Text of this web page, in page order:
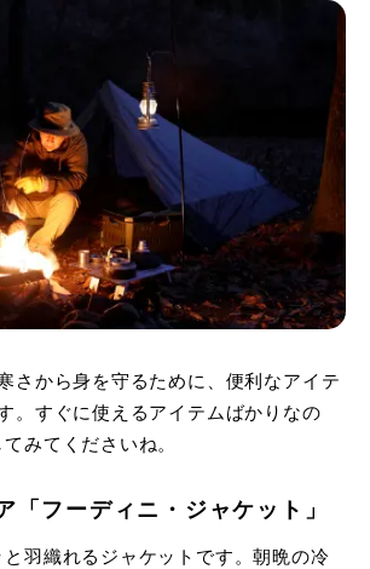
さから身を守るために、便利なアイテ
。すぐに使えるアイテムばかりなの
みてくださいね。
フーディニ・ジャケット」
羽織れるジャケットです。朝晩の冷